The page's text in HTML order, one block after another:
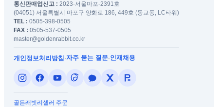
통신판매업신고 : 2023-서울마포-2391호
(04051) 서울특별시 마포구 양화로 186, 449호 (동교동, LC타워)
TEL : 0505-398-0505
FAX : 0505-537-0505
master@goldenrabbit.co.kr
개인정보처리방침 ·자주 묻는 질문·인재채용
골든래빗리셀러 주문